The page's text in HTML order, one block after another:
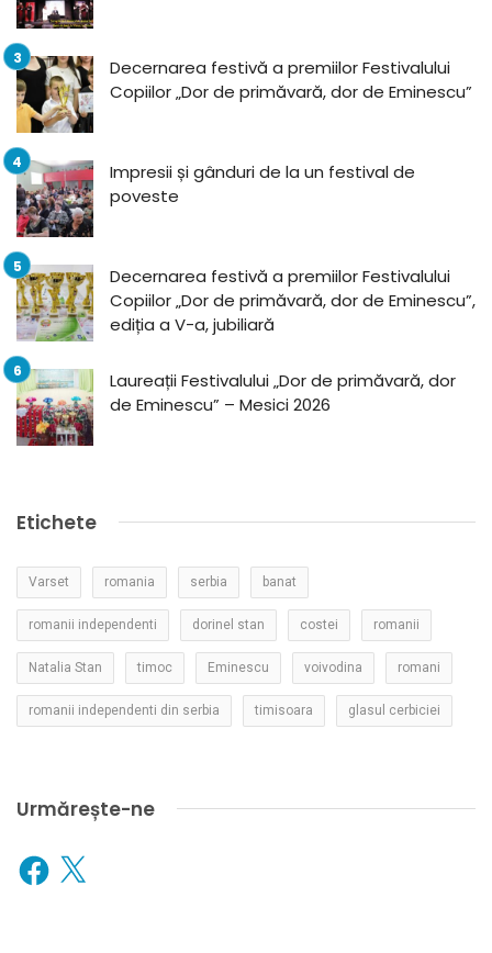
Decernarea festivă a premiilor Festivalului
Copiilor „Dor de primăvară, dor de Eminescu”
Impresii și gânduri de la un festival de
poveste
Decernarea festivă a premiilor Festivalului
Copiilor „Dor de primăvară, dor de Eminescu”,
ediția a V-a, jubiliară
Laureații Festivalului „Dor de primăvară, dor
de Eminescu” – Mesici 2026
Etichete
Varset romania serbia banat
romanii independenti dorinel stan costei romanii
Natalia Stan timoc Eminescu voivodina romani
romanii independenti din serbia timisoara glasul cerbiciei
Urmărește-ne
Facebook
X